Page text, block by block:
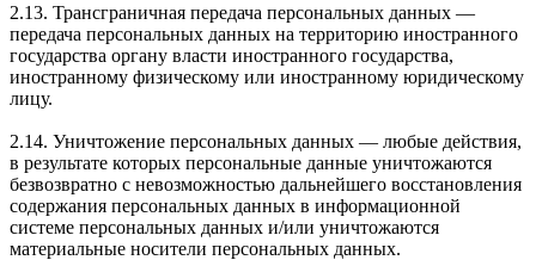
2.13. Трансграничная передача персональных данных —
передача персональных данных на территорию иностранного
государства органу власти иностранного государства,
иностранному физическому или иностранному юридическому
лицу.
2.14. Уничтожение персональных данных — любые действия,
в результате которых персональные данные уничтожаются
безвозвратно с невозможностью дальнейшего восстановления
содержания персональных данных в информационной
системе персональных данных и/или уничтожаются
материальные носители персональных данных.